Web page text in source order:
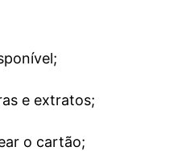
e extratos;
o cartão;